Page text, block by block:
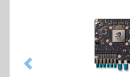
Previous